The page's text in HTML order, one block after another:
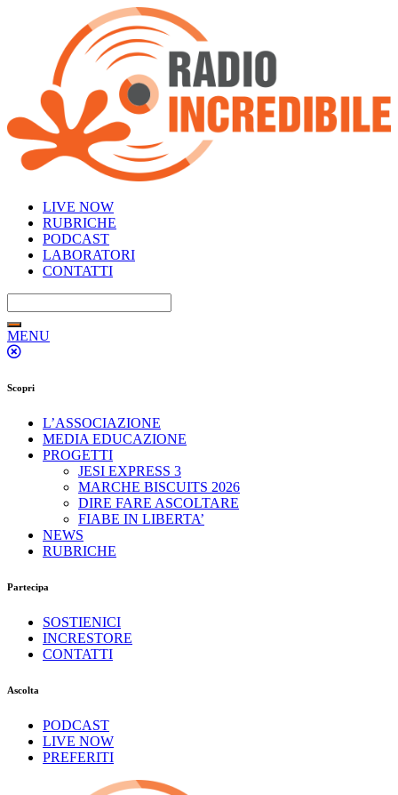
LIVE NOW
RUBRICHE
PODCAST
LABORATORI
CONTATTI
MENU
Scopri
L’ASSOCIAZIONE
MEDIA EDUCAZIONE
PROGETTI
JESI EXPRESS 3
MARCHE BISCUITS 2026
DIRE FARE ASCOLTARE
FIABE IN LIBERTA’
NEWS
RUBRICHE
Partecipa
SOSTIENICI
INCRESTORE
CONTATTI
Ascolta
PODCAST
LIVE NOW
PREFERITI